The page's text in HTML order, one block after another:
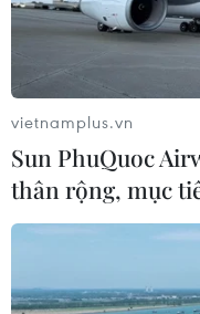
vietnamplus.vn
Sun PhuQuoc
thân rộng, mục